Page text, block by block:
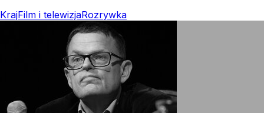
KrajFilm i telewizjaRozrywka